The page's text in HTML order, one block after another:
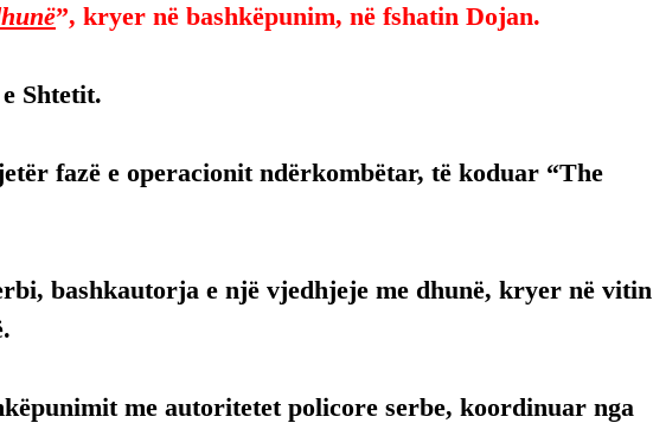
”, kryer në bashkëpunim, në fshatin Dojan.
Shtetit.
fazë e operacionit ndërkombëtar, të koduar “The
bashkautorja e një vjedhjeje me dhunë, kryer në vitin
me autoritetet policore serbe, koordinuar nga